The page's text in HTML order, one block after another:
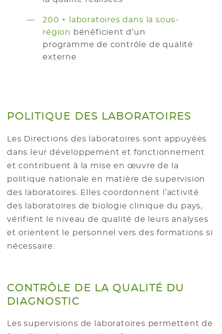
200 + laboratoires dans la sous-
région bénéficient d’un
programme de contrôle de qualité
externe
POLITIQUE DES LABORATOIRES
Les Directions des laboratoires sont appuyées
dans leur développement et fonctionnement
et contribuent à la mise en œuvre de la
politique nationale en matière de supervision
des laboratoires. Elles coordonnent l’activité
des laboratoires de biologie clinique du pays,
vérifient le niveau de qualité de leurs analyses
et orientent le personnel vers des formations si
nécessaire.
CONTRÔLE DE LA QUALITÉ DU
DIAGNOSTIC
Les supervisions de laboratoires permettent de